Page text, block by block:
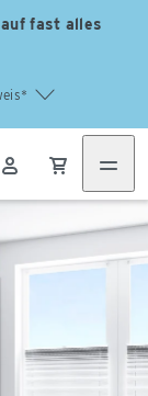
fast alles